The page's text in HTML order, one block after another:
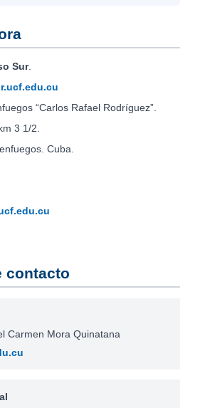
Sur.
“Carlos Rafael Rodríguez”.
3 1/2.
Cuba.
contacto
Carmen Mora Quinatana